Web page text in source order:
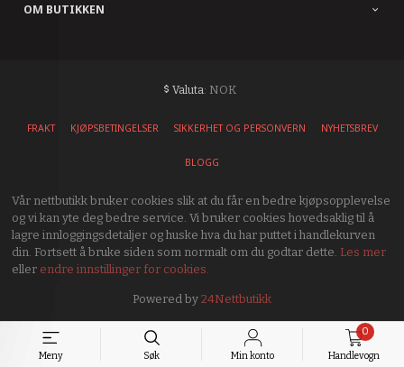
Meny Søk Min konto Handlevogn
0
OM BUTIKKEN
Valuta: NOK
FRAKT KJØPSBETINGELSER SIKKERHET OG PERSONVERN NYHETSBREV
BLOGG
Vår nettbutikk bruker cookies slik at du får en bedre kjøpsopplevelse
og vi kan yte deg bedre service. Vi bruker cookies hovedsaklig til å
lagre innloggingsdetaljer og huske hva du har puttet i handlekurven
din. Fortsett å bruke siden som normalt om du godtar dette. Les mer
eller endre innstillinger for cookies.
Powered by 24Nettbutikk